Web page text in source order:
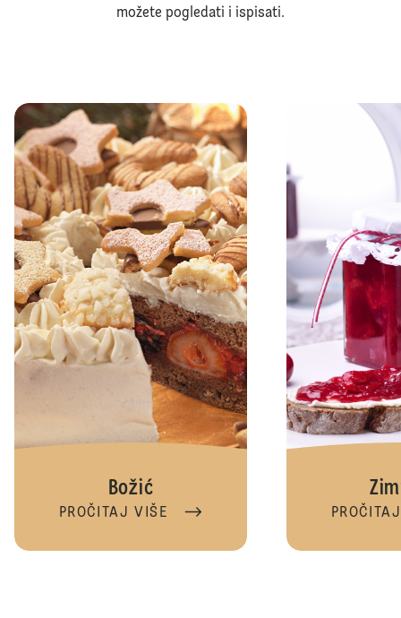
možete pogledati i ispisati.
Božić
PROČITAJ VIŠE